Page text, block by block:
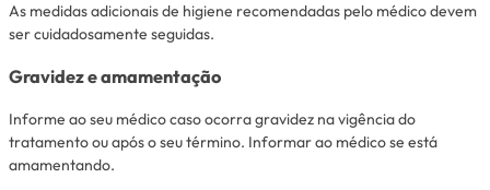
As medidas adicionais de higiene recomendadas pelo médico devem
ser cuidadosamente seguidas.
Gravidez e amamentação
Informe ao seu médico caso ocorra gravidez na vigência do
tratamento ou após o seu término. Informar ao médico se está
amamentando.